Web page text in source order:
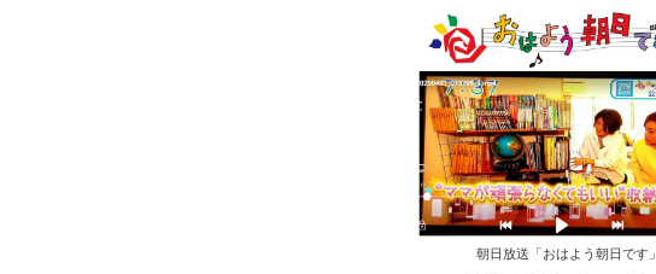
朝日放送「おはよう朝日です」